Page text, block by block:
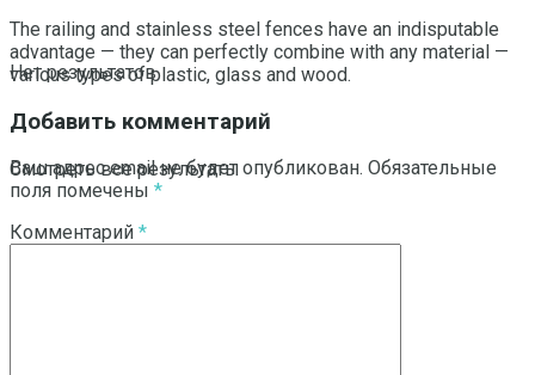
Нет результатов
Смотреть все результаты
The railing and stainless steel fences have an indisputable
advantage — they can perfectly combine with any material —
various types of plastic, glass and wood.
Добавить комментарий
Ваш адрес email не будет опубликован. Обязательные
поля помечены *
Комментарий *